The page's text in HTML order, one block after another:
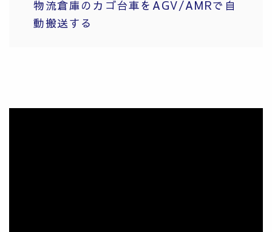
物流倉庫のカゴ台車をAGV/AMRで自
動搬送する